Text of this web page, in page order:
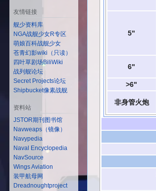
5"
6"
>6"
非身管火炮
友情链接
舰少资料库
NGA战舰少女R专区
萌娘百科战舰少女
苍青幻影wiki（只读）
四叶草剧场BiliWiki
战列舰论坛
Secret Projects论坛
Shipbucket像素战舰
资料站
JSTOR期刊图书馆
Navweaps（镜像）
Navypedia
Naval Encyclopedia
NavSource
Wings Aviation
装甲航母网
Dreadnoughtproject